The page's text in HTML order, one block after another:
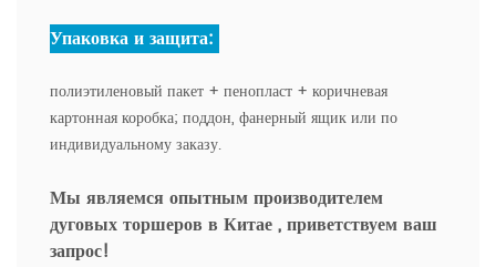
Упаковка и защита:
полиэтиленовый пакет + пенопласт + коричневая
картонная коробка; поддон, фанерный ящик или по
индивидуальному заказу.
Мы являемся опытным производителем
дуговых торшеров в Китае, приветствуем ваш
запрос!